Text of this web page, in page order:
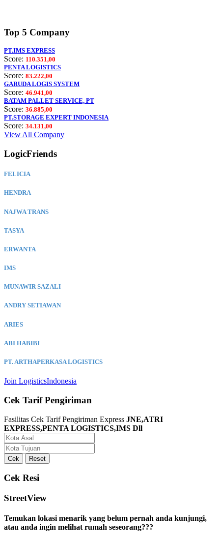
Top 5 Company
PT.IMS EXPRESS
Score: 110.351,00
PENTA LOGISTICS
Score: 83.222,00
GARUDA LOGIS SYSTEM
Score: 46.941,00
BATAM PALLET SERVICE, PT
Score: 36.885,00
PT.STORAGE EXPERT INDONESIA
Score: 34.131,00
View All Company
LogicFriends
FELICIA
HENDRA
NAJWA TRANS
TASYA
ERWANTA
IMS
MUNAWIR SAZALI
ANDRY SETIAWAN
ARIES
ABI HABIBI
PT. ARTHAPERKASA LOGISTICS
Join LogisticsIndonesia
Cek Tarif Pengiriman
Fasilitas Cek Tarif Pengiriman Express JNE,ATRI
EXPRESS,PENTA LOGISTICS,IMS Dll
Cek Resi
StreetView
Temukan lokasi menarik yang belum pernah anda kunjungi,
atau anda ingin melihat rumah seseorang???